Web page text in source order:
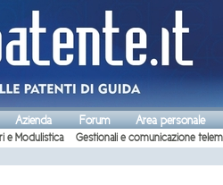
Azienda Forum Area personale
e Modulistica
Gestionali e comunicazione